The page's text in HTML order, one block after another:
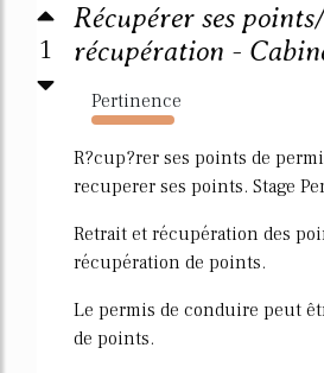
1
Récupérer ses
récupération -
Pertinence
15974%
R?cup?rer ses points de
recuperer ses points. Stage
Retrait et récupération des
récupération de points.
Le permis de conduire peut
de points.